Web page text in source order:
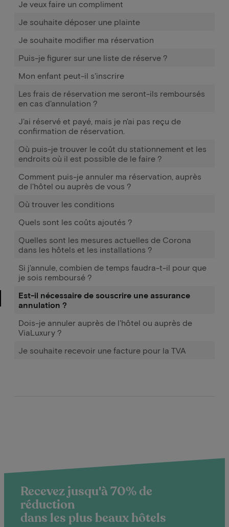
Je veux faire un compliment
Je souhaite déposer une plainte
Je souhaite modifier ma réservation
Puis-je figurer sur une liste de réserve ?
Mon enfant peut-il s'inscrire
Les frais de réservation me seront-ils remboursés
en cas d'annulation ?
J'ai réservé et payé, mais je n'ai pas reçu de
confirmation de réservation.
Où puis-je trouver le coût du stationnement et les
endroits où il est possible de le faire ?
Comment puis-je annuler ma réservation, auprès
de l'hôtel ou auprès de vous ?
Où trouver les conditions
Quels sont les coûts ajoutés ?
Quelles sont les mesures actuelles de Corona
dans les hôtels et les installations ?
Si j'annule, combien de temps faudra-t-il pour que
je sois remboursé ?
Est-il nécessaire de souscrire une assurance
annulation ?
Dois-je annuler auprès de l'hôtel ou auprès de
ViaLuxury ?
Je souhaite recevoir une facture pour la TVA
Recevez jusqu'à 70% de
réduction
dans les plus beaux hôtels